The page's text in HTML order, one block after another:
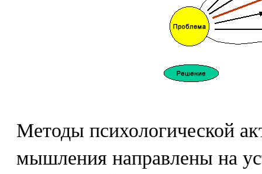
Методы психологической
мышления направлены на